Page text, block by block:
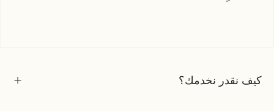
كيف نقدر نخدمك؟